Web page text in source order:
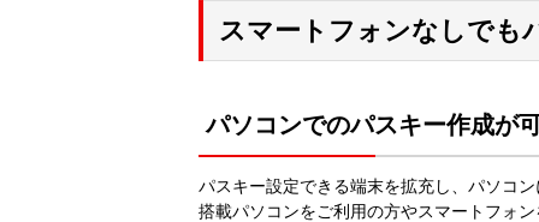
スマートフォンなしでも
パソコンでのパスキー作成が
パスキー設定できる端末を拡充し、パソコ
搭載パソコンをご利用の方やスマートフォ